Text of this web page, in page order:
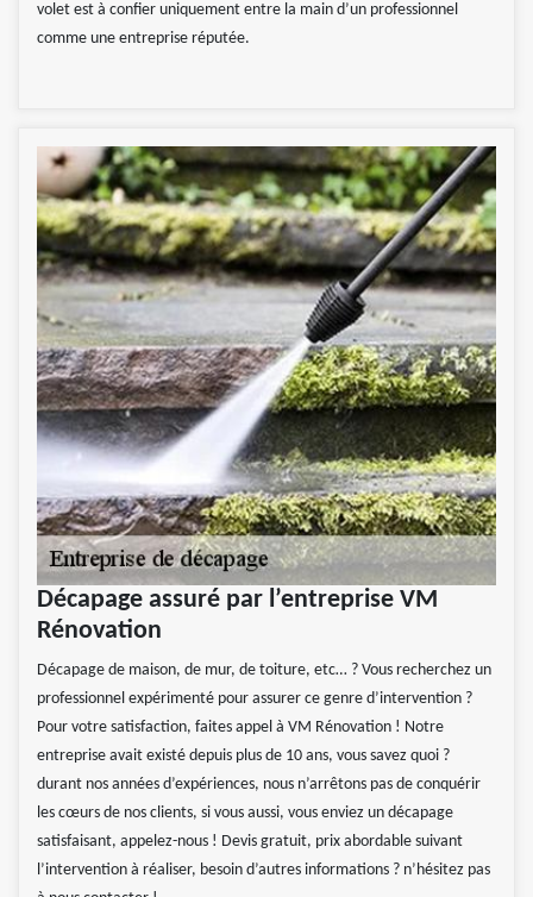
volet est à confier uniquement entre la main d’un professionnel
comme une entreprise réputée.
Décapage assuré par l’entreprise VM
Rénovation
Décapage de maison, de mur, de toiture, etc… ? Vous recherchez un
professionnel expérimenté pour assurer ce genre d’intervention ?
Pour votre satisfaction, faites appel à VM Rénovation ! Notre
entreprise avait existé depuis plus de 10 ans, vous savez quoi ?
durant nos années d’expériences, nous n’arrêtons pas de conquérir
les cœurs de nos clients, si vous aussi, vous enviez un décapage
satisfaisant, appelez-nous ! Devis gratuit, prix abordable suivant
l’intervention à réaliser, besoin d’autres informations ? n’hésitez pas